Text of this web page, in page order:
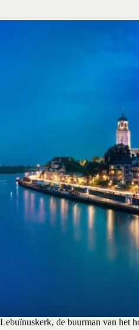
Lebuïnuskerk, de buurman van het